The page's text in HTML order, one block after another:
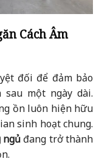
Cách Âm
đối để đảm bảo
một ngày dài.
ồn luôn hiện hữu
sinh hoạt chung.
ngủ đang trở thành